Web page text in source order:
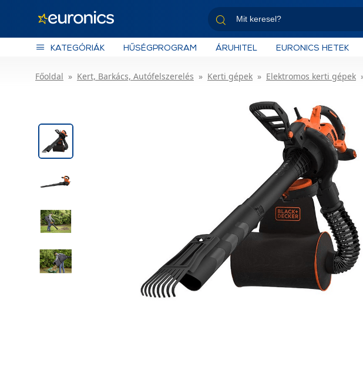
KATEGÓRIÁK HŰSÉGPROGRAM ÁRUHITEL EURONICS HETEK
Főoldal Kert, Barkács, Autófelszerelés Kerti gépek Elektromos kerti gépek